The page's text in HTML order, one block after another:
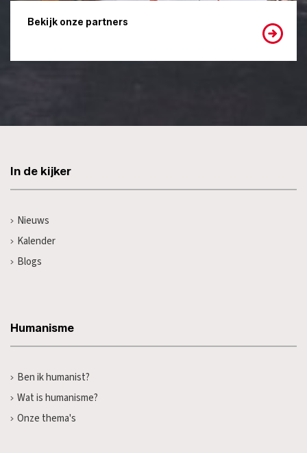
Bekijk onze partners
In de kijker
Nieuws
Kalender
Blogs
Humanisme
Ben ik humanist?
Wat is humanisme?
Onze thema's